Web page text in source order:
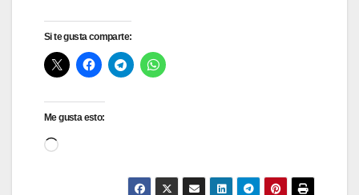
Si te gusta comparte:
Me gusta esto:
Cargando...